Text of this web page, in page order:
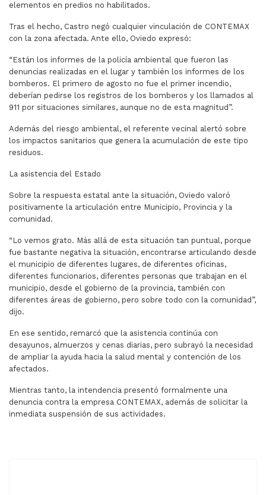
elementos en predios no habilitados.
Tras el hecho, Castro negó cualquier vinculación de CONTEMAX
con la zona afectada. Ante ello, Oviedo expresó:
“Están los informes de la policía ambiental que fueron las
denuncias realizadas en el lugar y también los informes de los
bomberos. El primero de agosto no fue el primer incendio,
deberían pedirse los registros de los bomberos y los llamados al
911 por situaciones similares, aunque no de esta magnitud”.
Además del riesgo ambiental, el referente vecinal alertó sobre
los impactos sanitarios que genera la acumulación de este tipo
residuos.
La asistencia del Estado
Sobre la respuesta estatal ante la situación, Oviedo valoró
positivamente la articulación entre Municipio, Provincia y la
comunidad.
“Lo vemos grato. Más allá de esta situación tan puntual, porque
fue bastante negativa la situación, encontrarse articulando desde
el municipio de diferentes lugares, de diferentes oficinas,
diferentes funcionarios, diferentes personas que trabajan en el
municipio, desde el gobierno de la provincia, también con
diferentes áreas de gobierno, pero sobre todo con la comunidad”,
dijo.
En ese sentido, remarcó que la asistencia continúa con
desayunos, almuerzos y cenas diarias, pero subrayó la necesidad
de ampliar la ayuda hacia la salud mental y contención de los
afectados.
Mientras tanto, la intendencia presentó formalmente una
denuncia contra la empresa CONTEMAX, además de solicitar la
inmediata suspensión de sus actividades.